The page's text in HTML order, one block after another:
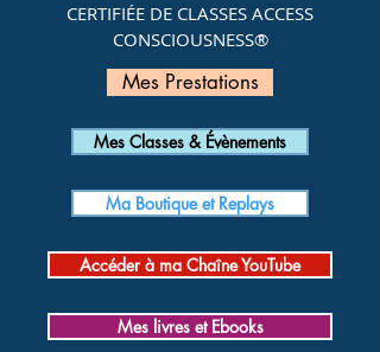
CERTIFIÉE DE CLASSES ACCESS
CONSCIOUSNESS®
Mes Prestations
Mes Classes & Évènements
Ma Boutique et Replays
Accéder à ma Chaîne YouTube
Mes livres et Ebooks